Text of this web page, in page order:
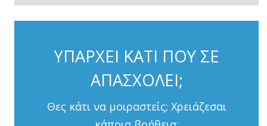
ΥΠΑΡΧΕΙ ΚΑΤΙ ΠΟΥ ΣΕ
ΑΠΑΣΧΟΛΕΙ;
Θες κάτι να μοιραστείς; Χρειάζεσαι